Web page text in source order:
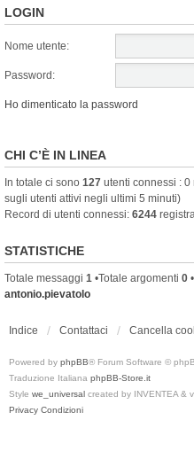
LOGIN
Nome utente:
Password:
Ho dimenticato la password
CHI C’È IN LINEA
In totale ci sono 127 utenti connessi :
sugli utenti attivi negli ultimi 5 minuti)
Record di utenti connessi: 6244
STATISTICHE
Totale messaggi 1 •Totale argomenti 0
antonio.pievatolo
Indice Contattaci Cancella
Powered by phpBB® Forum Software ©
Traduzione Italiana phpBB-Store.it
Style we_universal created by INVENTEA &
Privacy Condizioni